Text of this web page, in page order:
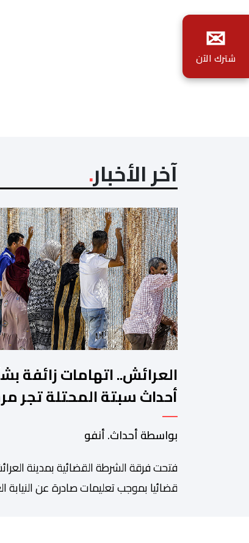
آخر الأخبار
العرائش.. اتهامات زائفة
أحداث سبتة المحتلة تجر
للهجرة غير النظامية إلى
بواسطة أحداث. أنفو
فتحت فرقة الشرطة القضائية بمدينة
قضائيا بموجب تعليمات صادرة عن النيابة
✉
شترك الآن